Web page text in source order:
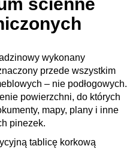
wykonany
przede wszystkim
– nie podłogowych.
powierzchni, do których
mapy, plany i inne
pinezek.
tablicę korkową